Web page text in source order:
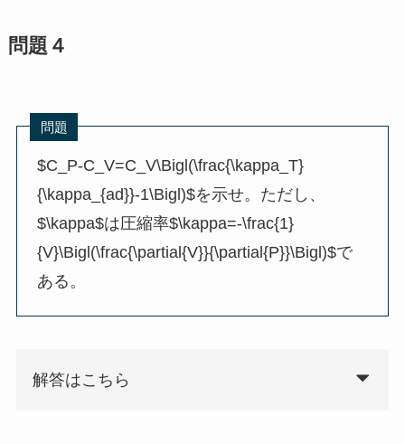
問題４
問題
$C_P-C_V=C_V\Bigl(\frac{\kappa_T}
{\kappa_{ad}}-1\Bigl)$を示せ。ただし、
$\kappa$は圧縮率$\kappa=-\frac{1}
{V}\Bigl(\frac{\partial{V}}{\partial{P}}\Bigl)$で
ある。
解答はこちら